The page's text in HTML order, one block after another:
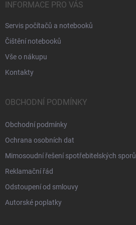
INFORMACE PRO VÁS
Servis počítačů a notebooků
Čištění notebooků
Vše o nákupu
Kontakty
OBCHODNÍ PODMÍNKY
Obchodní podmínky
Ochrana osobních dat
Mimosoudní řešení spotřebitelských sporů
Reklamační řád
Odstoupení od smlouvy
Autorské poplatky